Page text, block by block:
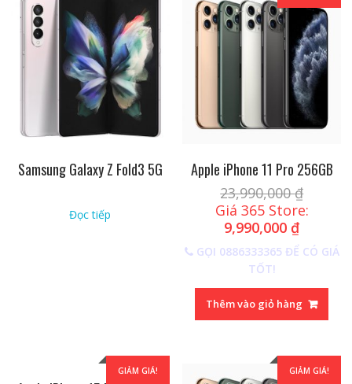
Samsung Galaxy Z Fold3 5G
Đọc tiếp
Apple iPhone 11 Pro 256GB
23,990,000₫
Giá 365 Store:
9,990,000 ₫
GỌI 0886333365 ĐỂ CÓ GIÁ
TỐT!
Thêm vào giỏ hàng
GIẢM GIÁ! GIẢM GIÁ!